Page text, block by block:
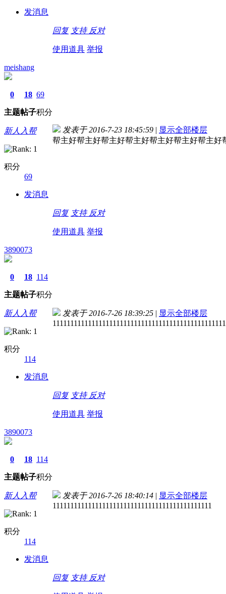
发消息
回复 支持 反对
使用道具 举报
meishang
0
主题
18
帖子
69
积分
新人入帮
积分
69
发消息
发表于 2016-7-23 18:45:59 | 显示全部楼层
帮主好帮主好帮主好帮主好帮主好帮主好帮主好
回复 支持 反对
使用道具 举报
3890073
0
主题
18
帖子
114
积分
新人入帮
积分
114
发消息
发表于 2016-7-26 18:39:25 | 显示全部楼层
回复 支持 反对
使用道具 举报
3890073
0
主题
18
帖子
114
积分
新人入帮
积分
114
发消息
发表于 2016-7-26 18:40:14 | 显示全部楼层
111111111111111111111111111111111111111111111
回复 支持 反对